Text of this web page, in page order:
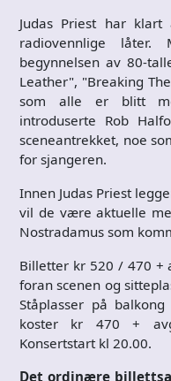
Judas Priest har
radiovennlige
begynnelsen av 80-
Leather", "Breaking
som alle er blitt
introduserte Rob
sceneantrekket, noe
for sjangeren.
Innen Judas Priest
vil de være aktuelle
Nostradamus som
Billetter kr 520 / 470 +
foran scenen og
Ståplasser på
koster kr 470 +
Konsertstart kl 20.00.
Det ordinære